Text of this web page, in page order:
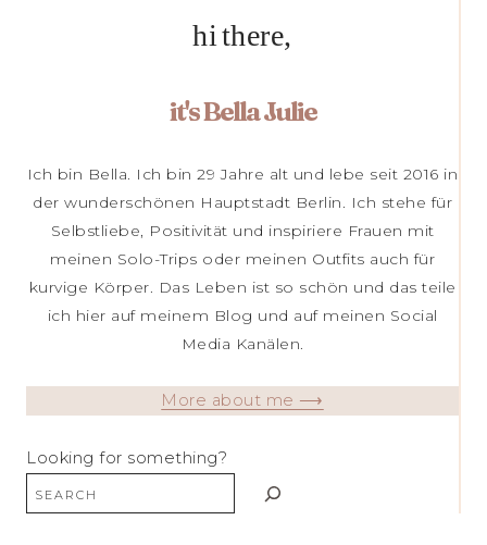
hi there,
it's Bella Julie
Ich bin Bella. Ich bin 29 Jahre alt und lebe seit 2016 in
der wunderschönen Hauptstadt Berlin. Ich stehe für
Selbstliebe, Positivität und inspiriere Frauen mit
meinen Solo-Trips oder meinen Outfits auch für
kurvige Körper. Das Leben ist so schön und das teile
ich hier auf meinem Blog und auf meinen Social
Media Kanälen.
More about me ⟶
Looking for something?